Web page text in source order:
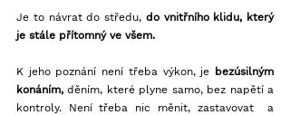
Je to návrat do středu, do vnitřního klidu, který
je stále přítomný ve všem.
K jeho poznání není třeba výkon, je bezúsilným
konáním, děním, které plyne samo, bez napětí a
kontroly. Není třeba nic měnit, zastavovat  a